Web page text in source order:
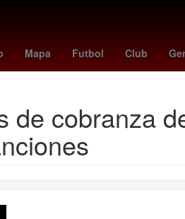
Mapa Futbol Club
real betis - rcd espanyol 14 de
de cobranza